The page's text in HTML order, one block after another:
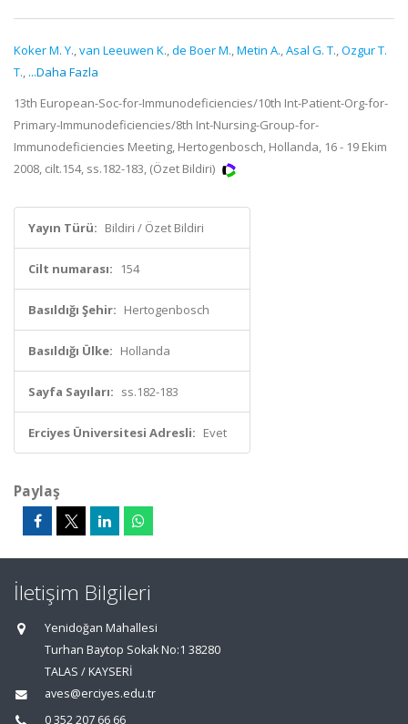
Koker M. Y.,van Leeuwen K.,de Boer M.,Metin A.,Asal G. T.,Ozgur T.
T., ...Daha Fazla
13th European-Soc-for-Immunodeficiencies/10th Int-Patient-Org-for-
Primary-Immunodeficiencies/8th Int-Nursing-Group-for-
Immunodeficiencies Meeting, Hertogenbosch, Hollanda, 16 - 19 Ekim
2008, cilt.154, ss.182-183, (Özet Bildiri)
Yayın Türü: Bildiri / Özet Bildiri
Cilt numarası: 154
Basıldığı Şehir: Hertogenbosch
Basıldığı Ülke: Hollanda
Sayfa Sayıları: ss.182-183
Erciyes Üniversitesi Adresli: Evet
Paylaş
İletişim Bilgileri
Yenidoğan Mahallesi
Turhan Baytop Sokak No:1 38280
TALAS / KAYSERİ
aves@erciyes.edu.tr
0 352 207 66 66